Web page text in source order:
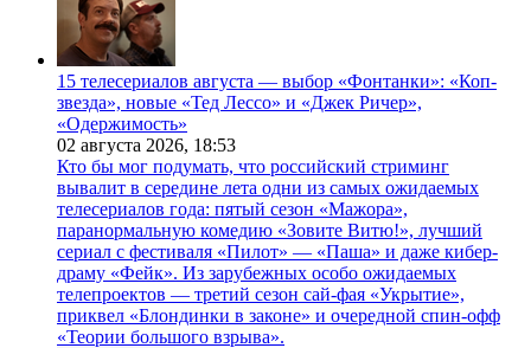
15 телесериалов августа — выбор «Фонтанки»: «Коп-
звезда», новые «Тед Лессо» и «Джек Ричер»,
«Одержимость»
02 августа 2026, 18:53
Кто бы мог подумать, что российский стриминг
вывалит в середине лета одни из самых ожидаемых
телесериалов года: пятый сезон «Мажора»,
паранормальную комедию «Зовите Витю!», лучший
сериал с фестиваля «Пилот» — «Паша» и даже кибер-
драму «Фейк». Из зарубежных особо ожидаемых
телепроектов — третий сезон сай-фая «Укрытие»,
приквел «Блондинки в законе» и очередной спин-офф
«Теории большого взрыва».